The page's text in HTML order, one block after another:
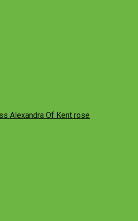
Alexandra Of Kent rose